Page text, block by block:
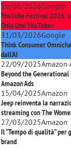
16/06/2026Google
YouTube Festival 2026:
Only One YouTube»
31/03/2026Google
Think Consumer
dall'AI
22/09/2025Amazon
Beyond the
Amazon Ads
15/04/2025Amazon
Jeep reinventa la
streaming conThe
27/03/2025Amazon
Il “Tempo di qualità”
brand